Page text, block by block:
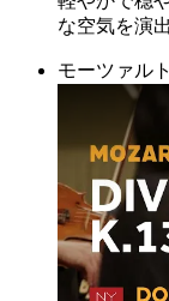
な空気を演
モーツァル